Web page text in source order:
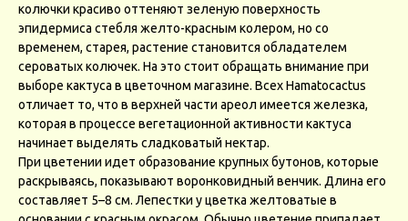
колючки красиво оттеняют зеленую поверхность
эпидермиса стебля желто-красным колером, но со
временем, старея, растение становится обладателем
сероватых колючек. На это стоит обращать внимание при
выборе кактуса в цветочном магазине. Всех Hamatocactus
отличает то, что в верхней части ареол имеется железка,
которая в процессе вегетационной активности кактуса
начинает выделять сладковатый нектар.
При цветении идет образование крупных бутонов, которые
раскрываясь, показывают воронковидный венчик. Длина его
составляет 5–8 см. Лепестки у цветка желтоватые в